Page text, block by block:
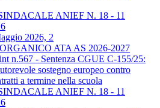
ANIEF N. 18 - 11
2026, 2
ATA AS 2026-2027
n.567 - Sentenza CGUE C‑155/25:
sostegno europeo contro
a termine nella scuola
ANIEF N. 18 - 11